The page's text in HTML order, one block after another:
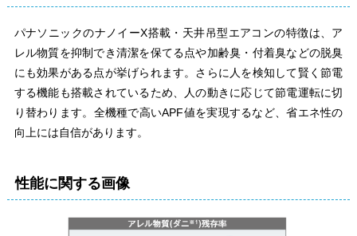
パナソニックのナノイーX搭載・天井吊型エアコンの特徴は、ア
レル物質を抑制でき清潔を保てる点や加齢臭・付着臭などの脱臭
にも効果がある点が挙げられます。さらに人を検知して賢く節電
する機能も搭載されているため、人の動きに応じて節電運転に切
り替わります。全機種で高いAPF値を実現するなど、省エネ性の
向上には自信があります。
性能に関する画像